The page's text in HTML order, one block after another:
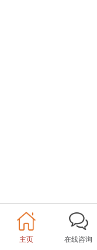
主页 在线咨询